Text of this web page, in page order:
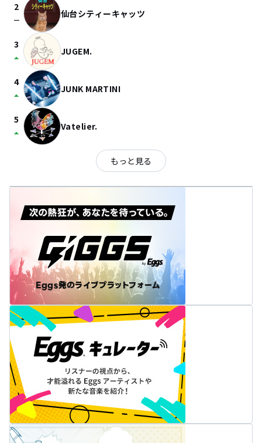
2
check_indeterminate_small 仙台シティーキャッツ
3
arrow_drop_up JUGEM.
4
arrow_drop_up JUNK MARTINI
5
arrow_drop_up Vatelier.
もっと見る